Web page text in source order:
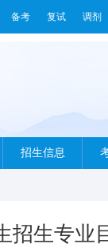
备考 复试 调剂
招生信息
招生专业